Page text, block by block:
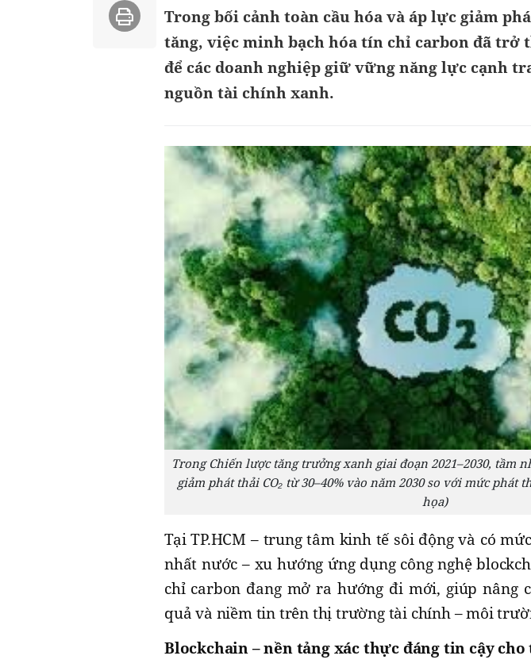
Trong bối cảnh toàn cầu hóa và áp lực giảm
tăng, việc minh bạch hóa tín chỉ carbon đã trở
để các doanh nghiệp giữ vững năng lực cạnh
nguồn tài chính xanh.
Trong Chiến lược tăng trưởng xanh giai đoạn 2021–2030, tầm
giảm phát thải CO₂ từ 30–40% vào năm 2030 so với mức
họa)
Tại TP.HCM – trung tâm kinh tế sôi động và có
nhất nước – xu hướng ứng dụng công nghệ
chỉ carbon đang mở ra hướng đi mới, giúp nâng
quả và niềm tin trên thị trường tài chính – môi
Blockchain – nền tảng xác thực đáng tin cậy